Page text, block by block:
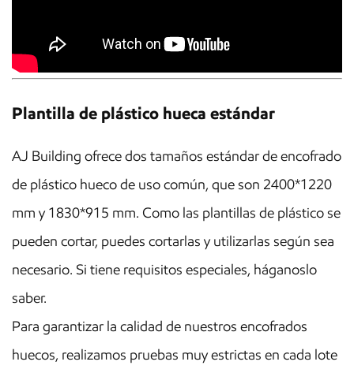
Plantilla de plástico hueca estándar
AJ Building ofrece dos tamaños estándar de encofrado
de plástico hueco de uso común, que son 2400*1220
mm y 1830*915 mm. Como las plantillas de plástico se
pueden cortar, puedes cortarlas y utilizarlas según sea
necesario. Si tiene requisitos especiales, háganoslo
saber.
Para garantizar la calidad de nuestros encofrados
huecos, realizamos pruebas muy estrictas en cada lote